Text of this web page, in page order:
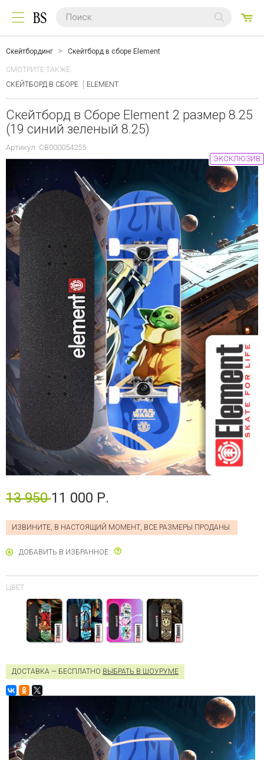
Скейтбординг Скейтборд в сборе Element
СМОТРИТЕ ТАКЖЕ:
СКЕЙТБОРД В СБОРЕ
ELEMENT
Скейтборд в Сборе Element 2 размер 8.25
(19 синий зеленый 8.25)
Артикул: CB000054255
ЭКСКЛЮЗИВ
13 95011 000 Р.
ИЗВИНИТЕ, В НАСТОЯЩИЙ МОМЕНТ, ВСЕ РАЗМЕРЫ ПРОДАНЫ.
ДОБАВИТЬ В ИЗБРАННОЕ
ЦВЕТ
ДОСТАВКА — БЕСПЛАТНО ВЫБРАТЬ В ШОУРУМЕ